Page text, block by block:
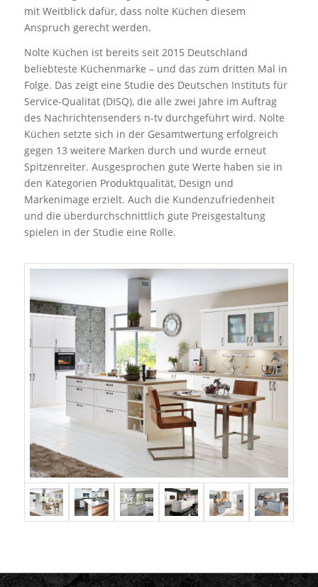
mit Weitblick dafür, dass nolte Küchen diesem
Anspruch gerecht werden.
Nolte Küchen ist bereits seit 2015 Deutschland
beliebteste Küchenmarke – und das zum dritten Mal in
Folge. Das zeigt eine Studie des Deutschen Instituts für
Service-Qualität (DISQ), die alle zwei Jahre im Auftrag
des Nachrichtensenders n-tv durchgeführt wird. Nolte
Küchen setzte sich in der Gesamtwertung erfolgreich
gegen 13 weitere Marken durch und wurde erneut
Spitzenreiter. Ausgesprochen gute Werte haben sie in
den Kategorien Produktqualität, Design und
Markenimage erzielt. Auch die Kundenzufriedenheit
und die überdurchschnittlich gute Preisgestaltung
spielen in der Studie eine Rolle.